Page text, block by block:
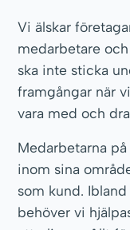
Vi älskar
medarbetare
ska inte sticka
framgångar när
vara med och
Medarbetarna
inom sina
som kund.
behöver vi